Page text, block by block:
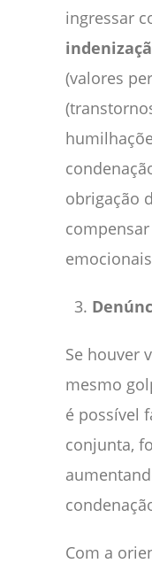
ingressar
(valores
obrigação
Se houver
mesmo
é possível
conjunta,
Com a